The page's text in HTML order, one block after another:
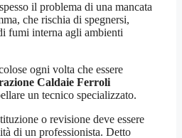
il problema di una mancata
che rischia di spegnersi,
fumi interna agli ambienti
ogni volta che essere
Caldaie Ferroli
un tecnico specializzato.
o revisione deve essere
di un professionista. Detto